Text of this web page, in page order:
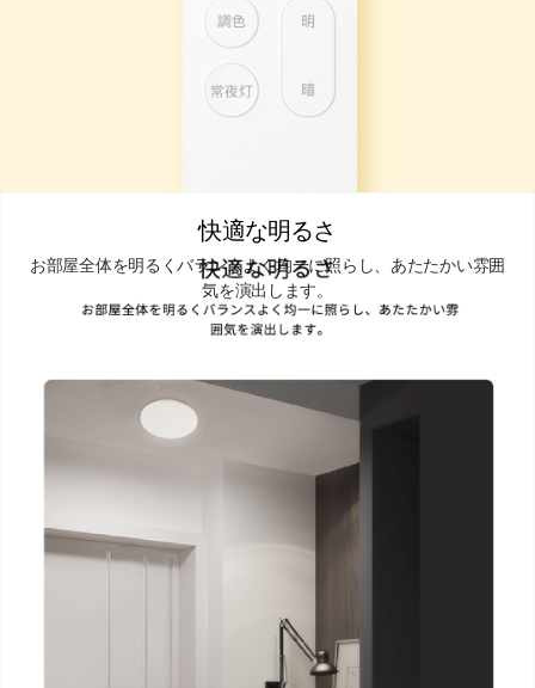
快適な明るさ
お部屋全体を明るくバランスよく均一に照らし、あたたかい雰囲
気を演出します。